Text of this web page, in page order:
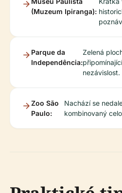
(Muzeum Ipiranga):
Parque da
Independência:
Zelená
nezávislost.
Zoo São
Paulo:
Nachází se
kombinovaný